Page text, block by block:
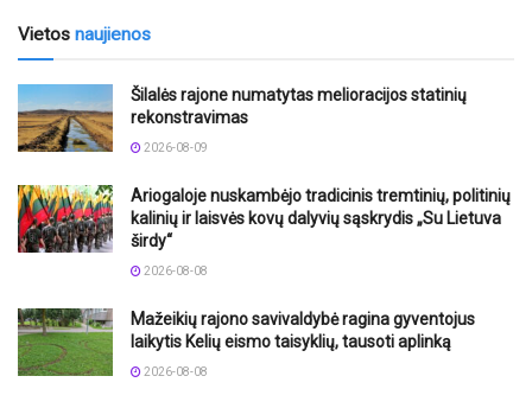
Vietos naujienos
Šilalės rajone numatytas melioracijos statinių
rekonstravimas
2026-08-09
Ariogaloje nuskambėjo tradicinis tremtinių, politinių
kalinių ir laisvės kovų dalyvių sąskrydis „Su Lietuva
širdy“
2026-08-08
Mažeikių rajono savivaldybė ragina gyventojus
laikytis Kelių eismo taisyklių, tausoti aplinką
2026-08-08